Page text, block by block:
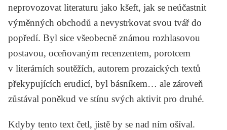
neprovozovat literaturu jako kšeft, jak se neúčastnit
výměnných obchodů a nevystrkovat svou tvář do
popředí. Byl sice všeobecně známou rozhlasovou
postavou, oceňovaným recenzentem, porotcem
v literárních soutěžích, autorem prozaických textů
překypujících erudicí, byl básníkem… ale zároveň
zůstával poněkud ve stínu svých aktivit pro druhé.
Kdyby tento text četl, jistě by se nad ním ošíval.